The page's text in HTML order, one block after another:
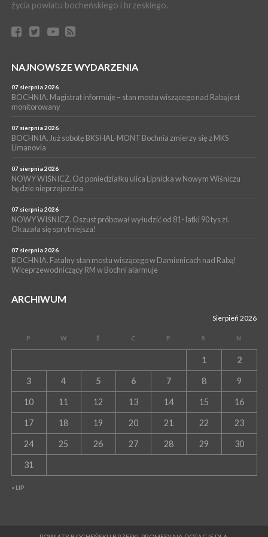
06 sierpnia 2026
BORZĘCIN. Już w najbliższy weekend XIX Borzęckie Święto
PIELGRZYMKA 2026
Z BOCHNI NA JASNĄ GÓRĘ. Drugi dzień wędrówki [ZDJĘCIA]
WYDARZENIA
NASZ NEWS. Powstał Komitet Ochrony Ładu
Przestrzennego Miasta Bochnia. To odpowiedź na działania
magistratu
życia powiatu bocheńskiego i brzeskiego.
NAJNOWSZE WYDARZENIA
07 sierpnia 2026
BOCHNIA. Magistrat informuje – stan mostu wiszącego nad Rabą jest
monitorowany
07 sierpnia 2026
BOCHNIA. Już sobotę BKS HAL-MONT Bochnia zmierzy się z MKS
Limanovia
07 sierpnia 2026
NOWY WIŚNICZ. Od poniedziałku ulica Lipnicka w Nowym Wiśniczu
będzie nieprzejezdna
07 sierpnia 2026
NOWY WIŚNICZ. Oszust próbował wyłudzić od 81- latki 90 tys zł.
Okazała się sprytniejsza!
07 sierpnia 2026
BOCHNIA. Fatalny stan mostu wiszącego w Damienicach nad Rabą!
Wiceprzewodniczący RM w Bochni alarmuje
ARCHIWUM
Sierpień 2026
P W Ś C P S N
« LIP
1 2
3 4 5 6 7 8 9
10 11 12 13 14 15 16
17 18 19 20 21 22 23
24 25 26 27 28 29 30
31